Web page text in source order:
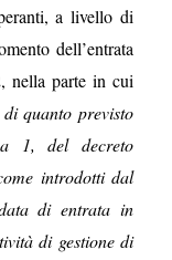
a livello di
dell’entrata
nella parte in cui
quanto previsto
1, del decreto
introdotti dal
di entrata in
di gestione di